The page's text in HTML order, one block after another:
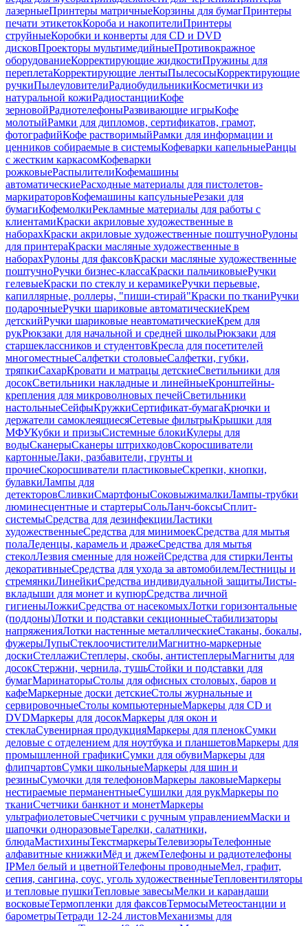
лазерныеПринтеры матричныеКорзины для бумагПринтеры
печати этикетокКороба и накопителиПринтеры
струйныеКоробки и конверты для CD и DVD
дисковПроекторы мультимедийныеПротивокражное
оборудованиеКорректирующие жидкостиПружины для
переплетаКорректирующие лентыПылесосыКорректирующие
ручкиПылеуловителиРадиобудильникиКосметички из
натуральной кожиРадиостанцииКофе
зерновойРадиотелефоныРазвивающие игрыКофе
молотыйРамки для дипломов, сертификатов, грамот,
фотографийКофе растворимыйРамки для информации и
ценников собираемые в системыКофеварки капельныеРанцы
с жестким каркасомКофеварки
рожковыеРаспылителиКофемашины
автоматическиеРасходные материалы для пистолетов-
маркираторовКофемашины капсульныеРезаки для
бумагиКофемолкиРекламные материалы для работы с
клиентамиКраски акриловые художественные в
наборахКраски акриловые художественные поштучноРулоны
для принтераКраски масляные художественные в
наборахРулоны для факсовКраски масляные художественные
поштучноРучки бизнес-классаКраски пальчиковыеРучки
гелевыеКраски по стеклу и керамикеРучки перьевые,
капиллярные, роллеры, "пиши-стирай"Краски по тканиРучки
подарочныеРучки шариковые автоматическиеКрем
детскийРучки шариковые неавтоматическиеКрем для
рукРюкзаки для начальной и средней школыРюкзаки для
старшеклассников и студентовКресла для посетителей
многоместныеСалфетки столовыеСалфетки, губки,
тряпкиСахарКровати и матрацы детскиеСветильники для
досокСветильники накладные и линейныеКронштейны-
крепления для микроволновых печейСветильники
настольныеСейфыКружкиСертификат-бумагаКрючки и
держатели самоклеящиесяСетевые фильтрыКрышки для
МФУКубки и призыСистемные блокиКулеры для
водыСканерыСканеры штрихкодовСкоросшиватели
картонныеЛаки, разбавители, грунты и
прочиеСкоросшиватели пластиковыеСкрепки, кнопки,
булавкиЛампы для
детекторовСливкиСмартфоныСоковыжималкиЛампы-трубки
люминесцентные и стартерыСольЛанч-боксыСплит-
системыСредства для дезинфекцииЛастики
художественныеСредства для минимоекСредства для мытья
полаЛеденцы, карамель и дражеСредства для мытья
стеколЛезвия сменные для ножейСредства для стиркиЛенты
декоративныеСредства для ухода за автомобилемЛестницы и
стремянкиЛинейкиСредства индивидуальной защитыЛисты-
вкладыши для монет и купюрСредства личной
гигиеныЛожкиСредства от насекомыхЛотки горизонтальные
(поддоны)Лотки и подставки секционныеСтабилизаторы
напряженияЛотки настенные металлическиеСтаканы, бокалы,
фужерыЛупыСтеклоочистителиМагнитно-маркерные
доскиСтеллажиСтеплеры, скобы, антистеплерыМагниты для
досокСтержни, чернила, тушьСтойки и подставки для
бумагМаринаторыСтолы для офисных столовых, баров и
кафеМаркерные доски детскиеСтолы журнальные и
сервировочныеСтолы компьютерныеМаркеры для CD и
DVDМаркеры для досокМаркеры для окон и
стеклаСувенирная продукцияМаркеры для пленокСумки
деловые с отделением для ноутбука и планшетовМаркеры для
промышленной графикиСумки для обувиМаркеры для
флипчартовСумки школьныеМаркеры для шин и
резиныСумочки для телефоновМаркеры лаковыеМаркеры
нестираемые перманентныеСушилки для рукМаркеры по
тканиСчетчики банкнот и монетМаркеры
ультрафиолетовыеСчетчики с ручным управлениемМаски и
шапочки одноразовыеТарелки, салатники,
блюдаМастихиныТекстмаркерыТелевизорыТелефонные
алфавитные книжкиМёд и джемТелефоны и радиотелефоны
IPМел белый и цветнойТелефоны проводныеМел, графит,
сепия, сангина, соус, уголь художественныеТепловентиляторы
и тепловые пушкиТепловые завесыМелки и карандаши
восковыеТермопленки для факсовТермосыМетеостанции и
барометрыТетради 12-24 листовМеханизмы для